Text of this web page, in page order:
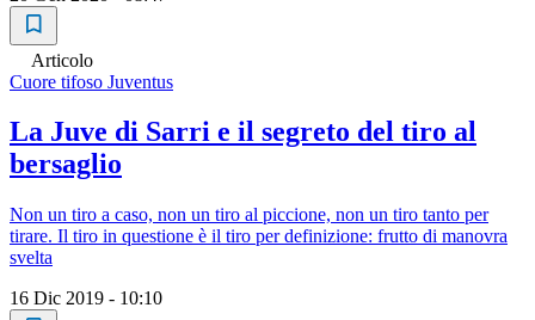
Articolo
Cuore tifoso Juventus
La Juve di Sarri e il segreto del tiro al
bersaglio
Non un tiro a caso, non un tiro al piccione, non un tiro tanto per
tirare. Il tiro in questione è il tiro per definizione: frutto di manovra
svelta
16 Dic 2019 - 10:10